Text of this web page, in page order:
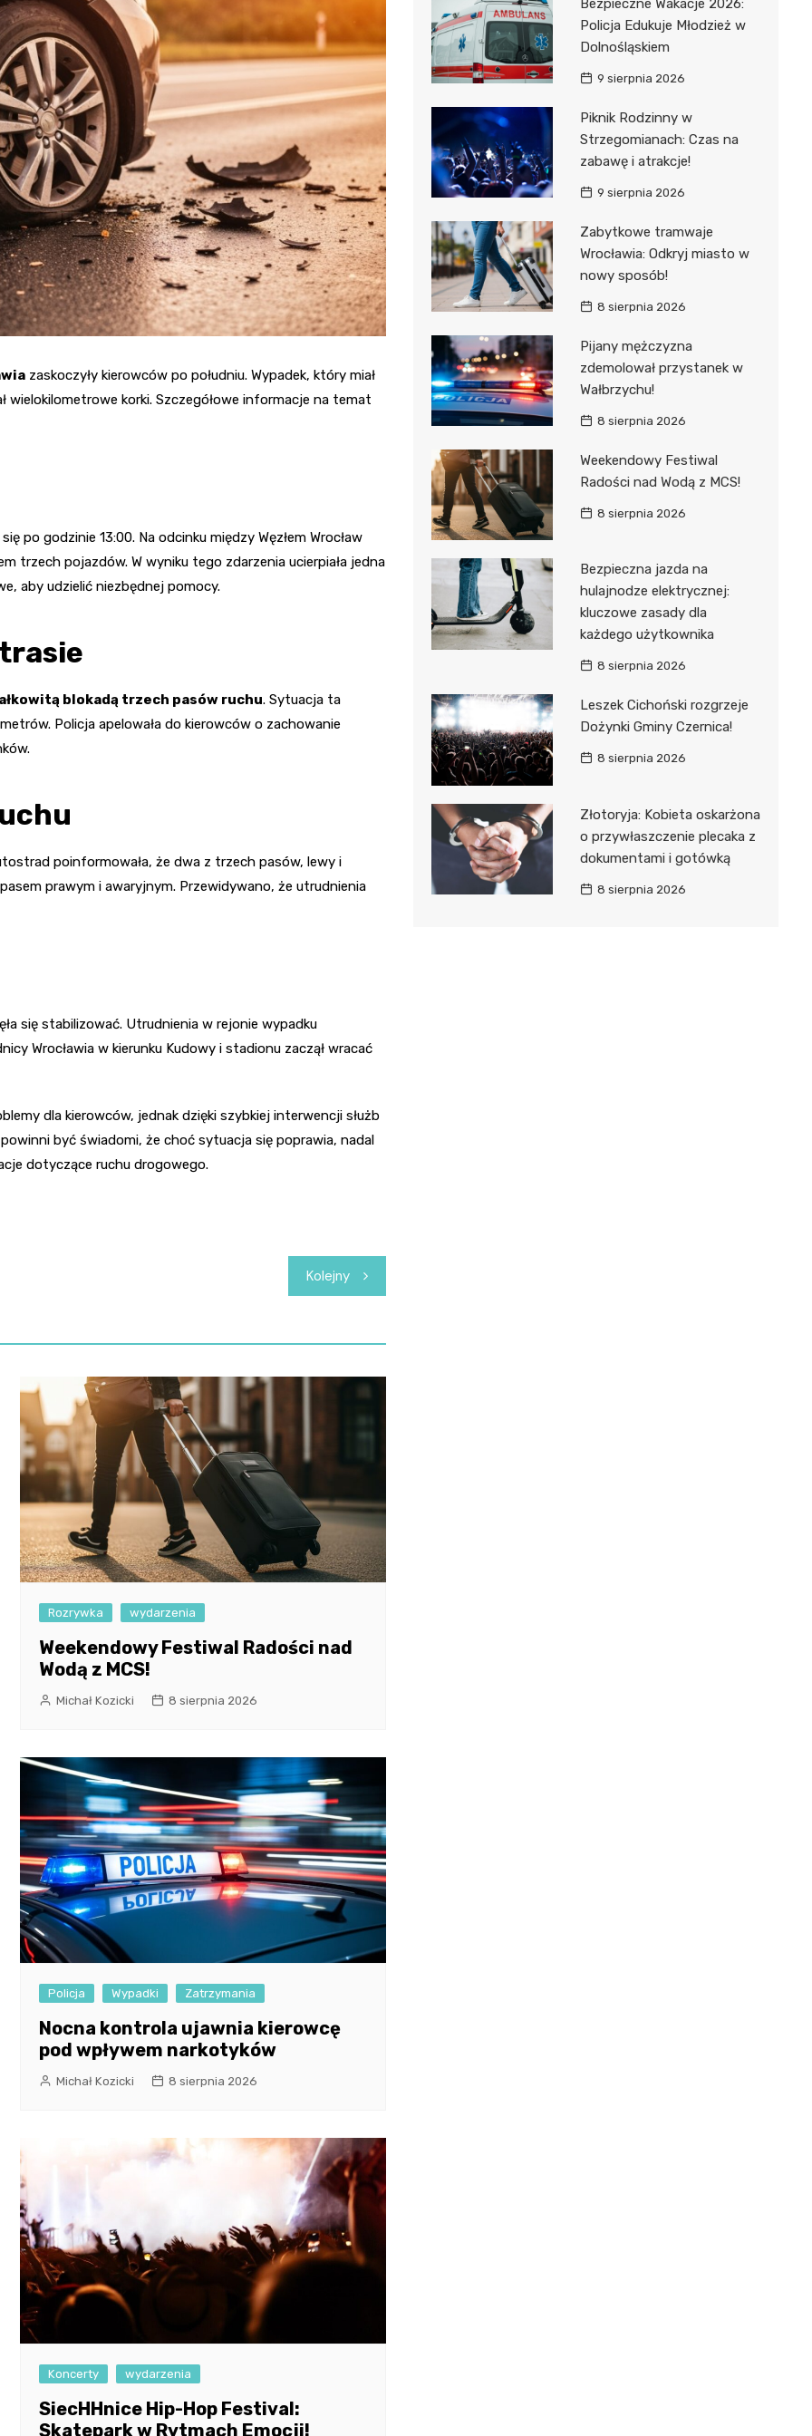
Fryzjer
Kino
Poczta
zaskoczyły kierowców po południu. Wypadek, który miał
wielokilometrowe korki. Szczegółowe informacje na temat
po godzinie 13:00. Na odcinku między Węzłem Wrocław
trzech pojazdów. W wyniku tego zdarzenia ucierpiała jedna
aby udzielić niezbędnej pomocy.
blokadą trzech pasów ruchu. Sytuacja ta
Policja apelowała do kierowców o zachowanie
poinformowała, że dwa z trzech pasów, lewy i
prawym i awaryjnym. Przewidywano, że utrudnienia
się stabilizować. Utrudnienia w rejonie wypadku
Wrocławia w kierunku Kudowy i stadionu zaczął wracać
dla kierowców, jednak dzięki szybkiej interwencji służb
być świadomi, że choć sytuacja się poprawia, nadal
dotyczące ruchu drogowego.
Kolejny
Rozrywka wydarzenia
Weekendowy Festiwal Radości nad
Wodą z MCS!
Michał Kozicki 8 sierpnia 2026
Policja Wypadki Zatrzymania
Nocna kontrola ujawnia kierowcę
pod wpływem narkotyków
Michał Kozicki 8 sierpnia 2026
Koncerty wydarzenia
SiecHHnice Hip-Hop Festival:
Skatepark w Rytmach Emocji!
Bezpieczne Wakacje 2026:
Policja Edukuje Młodzież w
Dolnośląskiem
9 sierpnia 2026
Piknik Rodzinny w
Strzegomianach: Czas na
zabawę i atrakcje!
9 sierpnia 2026
Zabytkowe tramwaje
Wrocławia: Odkryj miasto w
nowy sposób!
8 sierpnia 2026
Pijany mężczyzna
zdemolował przystanek w
Wałbrzychu!
8 sierpnia 2026
Weekendowy Festiwal
Radości nad Wodą z MCS!
8 sierpnia 2026
Bezpieczna jazda na
hulajnodze elektrycznej:
kluczowe zasady dla
każdego użytkownika
8 sierpnia 2026
Leszek Cichoński rozgrzeje
Dożynki Gminy Czernica!
8 sierpnia 2026
Złotoryja: Kobieta oskarżona
o przywłaszczenie plecaka z
dokumentami i gotówką
8 sierpnia 2026